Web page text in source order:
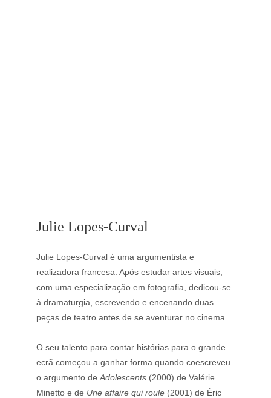
Julie Lopes-Curval
Julie Lopes-Curval é uma argumentista e
realizadora francesa. Após estudar artes visuais,
com uma especialização em fotografia, dedicou-se
à dramaturgia, escrevendo e encenando duas
peças de teatro antes de se aventurar no cinema.
O seu talento para contar histórias para o grande
ecrã começou a ganhar forma quando coescreveu
o argumento de Adolescents (2000) de Valérie
Minetto e de Une affaire qui roule (2001) de Éric